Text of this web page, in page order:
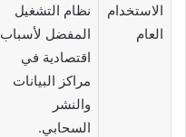
الاستخدام
العام
نظام التشغيل
المفضل لأسباب
اقتصادية في
مراكز البيانات
والنشر
السحابي.